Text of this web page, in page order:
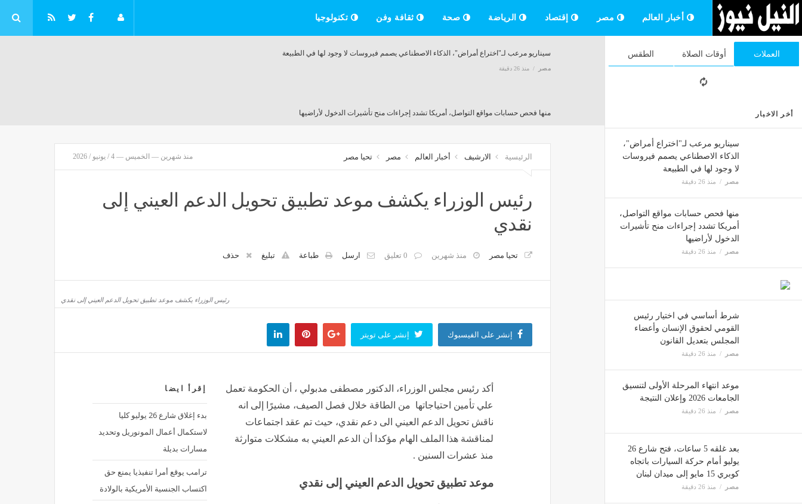
أخبار العالم مصر إقتصاد الرياضة صحة ثقافة وفن تكنولوجيا
العملات أوقات الصلاة الطقس
أخر الاخبار
سيناريو مرعب لـ"اختراع أمراض"،
الذكاء الاصطناعي يصمم فيروسات
لا وجود لها في الطبيعة
مصر منذ 26 دقيقة
منها فحص حسابات مواقع التواصل،
أمريكا تشدد إجراءات منح تأشيرات
الدخول لأراضيها
مصر منذ 26 دقيقة
شرط أساسي في اختيار رئيس
القومي لحقوق الإنسان وأعضاء
المجلس بتعديل القانون
مصر منذ 26 دقيقة
موعد انتهاء المرحلة الأولى لتنسيق
الجامعات 2026 وإعلان النتيجة
مصر منذ 26 دقيقة
بعد غلقه 5 ساعات، فتح شارع 26
يوليو أمام حركة السيارات باتجاه
كوبري 15 مايو إلى ميدان لبنان
مصر منذ 26 دقيقة
سيناريو مرعب لـ"اختراع أمراض"، الذكاء الاصطناعي يصمم فيروسات لا وجود لها في الطبيعة
مصر منذ 26 دقيقة
منها فحص حسابات مواقع التواصل، أمريكا تشدد إجراءات منح تأشيرات الدخول لأراضيها
شرط أساسي في اختيار رئيس القومي لحقوق الإنسان وأعضاء المجلس بتعديل القانون موعد انتهاء المرحلة الأولى لتنسيق الجامعات 2026 وإعلان النتيجة
بعد غلقه 5 ساعات، فتح شارع 26 يوليو أمام حركة السيارات باتجاه كوبري 15 مايو إلى ميدان لبنان
مصر منذ 26 دقيقة مصر منذ 26 دقيقة
غدروا به في مجلس صلح، كيف استدرج عاطل السويس صديقه لإنهاء حياته بالرصاص؟ باستثناء الضاني، ارتفاع أسعار اللحوم اليوم في الأسواق
خطوة جديدة من ألفاريز لحسم مستقبله وعرض برشلونة
الرئيسية الارشيف أخبار العالم مصر تحيا مصر منذ شهرين — الخميس — 4 / يونيو / 2026
رئيس الوزراء يكشف موعد تطبيق تحويل الدعم العيني إلى
نقدي
تحيا مصر منذ شهرين 0 تعليق ارسل طباعة تبليغ حذف
رئيس الوزراء يكشف موعد تطبيق تحويل الدعم العيني إلى نقدي
إنشر على الفيسبوك إنشر على تويتر
إقرأ ايضا
بدء إغلاق شارع 26 يوليو كليا
لاستكمال أعمال المونوريل وتحديد
مسارات بديلة
ترامب يوقع أمرا تنفيذيا يمنع حق
اكتساب الجنسية الأمريكية بالولادة
أكد رئيس مجلس الوزراء، الدكتور مصطفى مدبولي ، أن الحكومة تعمل
علي تأمين احتياجاتها من الطاقة خلال فصل الصيف، مشيرًا إلى انه
ناقش تحويل الدعم العيني الى دعم نقدي، حيث تم عقد اجتماعات
لمناقشة هذا الملف الهام مؤكدا أن الدعم العيني به مشكلات متوارثة
منذ عشرات السنين .
موعد تطبيق تحويل الدعم العيني إلى نقدي